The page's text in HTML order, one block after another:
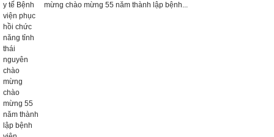
mừng chào mừng 55 năm thành lập bệnh...